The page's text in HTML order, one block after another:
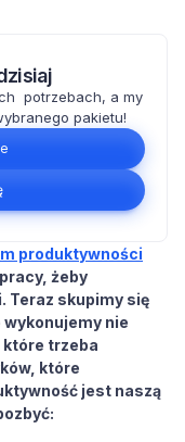
potrzebach, a my
pakietu!
produktywności
żeby
Teraz skupimy się
nie
trzeba
które
jest naszą